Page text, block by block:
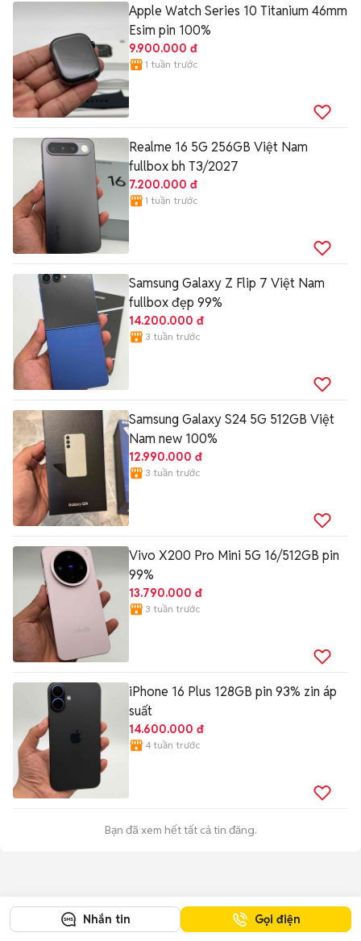
Apple Watch Series 10 Titanium 46mm
Esim pin 100%
9.900.000 đ
1 tuần trước
Realme 16 5G 256GB Việt Nam
fullbox bh T3/2027
7.200.000 đ
1 tuần trước
Samsung Galaxy Z Flip 7 Việt Nam
fullbox đẹp 99%
14.200.000 đ
3 tuần trước
Samsung Galaxy S24 5G 512GB Việt
Nam new 100%
12.990.000 đ
3 tuần trước
Vivo X200 Pro Mini 5G 16/512GB pin
99%
13.790.000 đ
3 tuần trước
iPhone 16 Plus 128GB pin 93% zin áp
suất
14.600.000 đ
4 tuần trước
Bạn đã xem hết tất cả tin đăng.
Nhắn tin Gọi điện